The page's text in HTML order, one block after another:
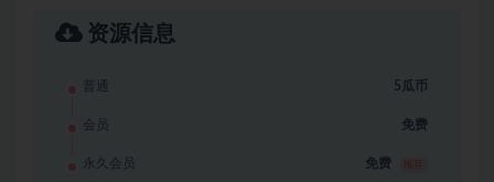
资源信息
普通 5瓜币
会员 免费
永久会员 免费